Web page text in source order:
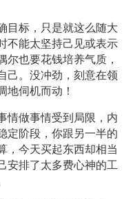
目标，只是就这么随大
不能太坚持己见或表示
也要花钱培养气质，
己。没冲劲，刻意在领
地伺机而动！
情做事情受到局限，内
定阶段，你跟另一半的
，今天买起东西却相当
安排了太多费心神的工